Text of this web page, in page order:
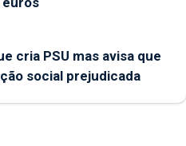
cria PSU mas avisa que
social prejudicada